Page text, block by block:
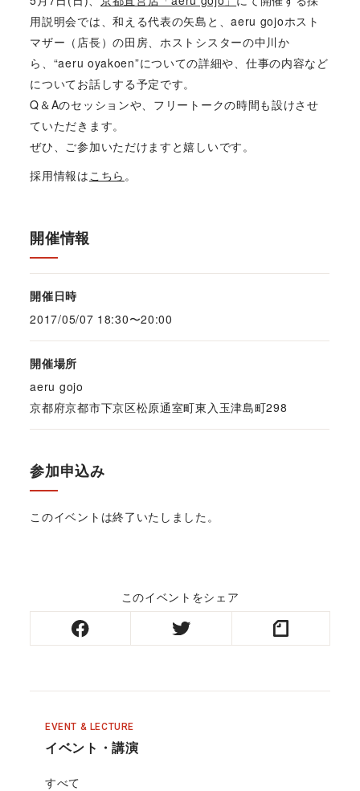
用説明会では、和える代表の矢島と、aeru gojoホスト
マザー（店長）の田房、ホストシスターの中川か
ら、“aeru oyakoen”についての詳細や、仕事の内容など
についてお話しする予定です。
Q＆Aのセッションや、フリートークの時間も設けさせ
ていただきます。
ぜひ、ご参加いただけますと嬉しいです。
採用情報は こちら 。
開催情報
開催日時
2017/05/07 18:30〜20:00
開催場所
aeru gojo
京都府京都市下京区松原通室町東入玉津島町298
参加申込み
このイベントは終了いたしました。
このイベントをシェア
EVENT & LECTURE
イベント・講演
すべて